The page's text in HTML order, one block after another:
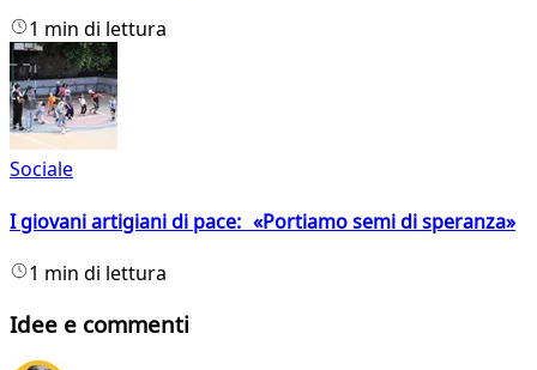
1 min di lettura
Sociale
I giovani artigiani di pace: «Portiamo semi di speranza»
1 min di lettura
Idee e commenti